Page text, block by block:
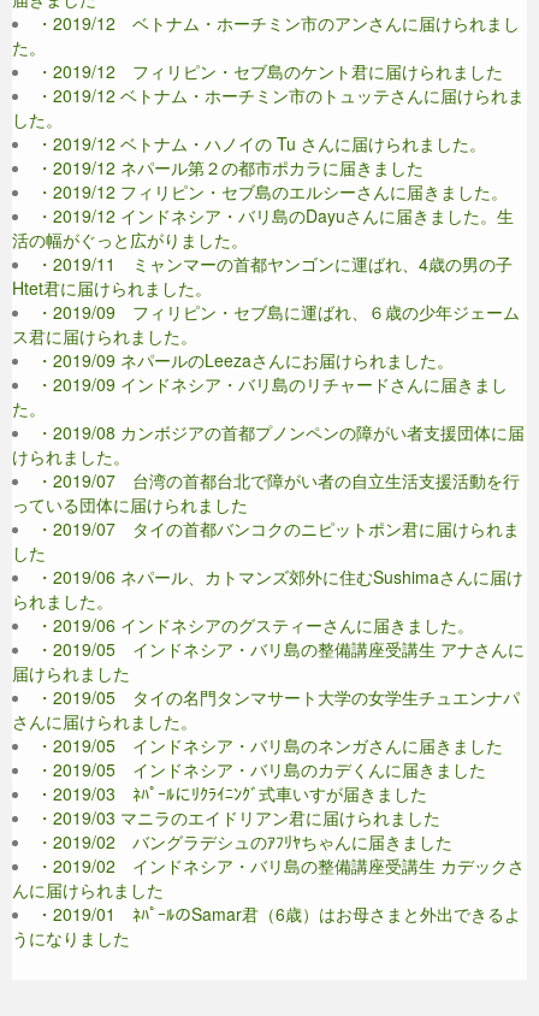
・2019/12 ベトナム・ホーチミン市のアンさんに届けられまし
た。
・2019/12 フィリピン・セブ島のケント君に届けられました
・2019/12 ベトナム・ホーチミン市のトュッテさんに届けられま
した。
・2019/12 ベトナム・ハノイの Tu さんに届けられました。
・2019/12 ネパール第２の都市ポカラに届きました
・2019/12 フィリピン・セブ島のエルシーさんに届きました。
・2019/12 インドネシア・バリ島のDayuさんに届きました。生
活の幅がぐっと広がりました。
・2019/11 ミャンマーの首都ヤンゴンに運ばれ、4歳の男の子
Htet君に届けられました。
・2019/09 フィリピン・セブ島に運ばれ、６歳の少年ジェーム
ス君に届けられました。
・2019/09 ネパールのLeezaさんにお届けられました。
・2019/09 インドネシア・バリ島のリチャードさんに届きまし
た。
・2019/08 カンボジアの首都プノンペンの障がい者支援団体に届
けられました。
・2019/07 台湾の首都台北で障がい者の自立生活支援活動を行
っている団体に届けられました
・2019/07 タイの首都バンコクのニピットポン君に届けられま
した
・2019/06 ネパール、カトマンズ郊外に住むSushimaさんに届け
られました。
・2019/06 インドネシアのグスティーさんに届きました。
・2019/05 インドネシア・バリ島の整備講座受講生 アナさんに
届けられました
・2019/05 タイの名門タンマサート大学の女学生チュエンナパ
さんに届けられました。
・2019/05 インドネシア・バリ島のネンガさんに届きました
・2019/05 インドネシア・バリ島のカデくんに届きました
・2019/03 ﾈﾊﾟｰﾙにﾘｸﾗｲﾆﾝｸﾞ式車いすが届きました
・2019/03 マニラのエイドリアン君に届けられました
・2019/02 バングラデシュのｱﾌﾘﾔちゃんに届きました
・2019/02 インドネシア・バリ島の整備講座受講生 カデックさ
んに届けられました
・2019/01 ﾈﾊﾟｰﾙのSamar君（6歳）はお母さまと外出できるよ
うになりました